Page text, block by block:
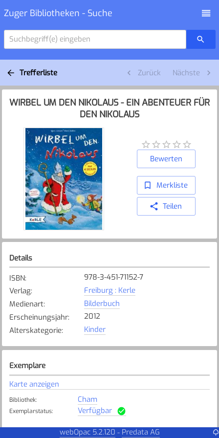
Zuger Bibliotheken - Suche
Suchbegriff(e) eingeben
Trefferliste Zurück Nächste
WIRBEL UM DEN NIKOLAUS - EIN ABENTEUER FÜR
DEN NIKOLAUS
Bewerten
Merkliste
Teilen
Details
ISBN:
978-3-451-71152-7
Verlag:
Freiburg : Kerle
Medienart:
Bilderbuch
Erscheinungsjahr:
2012
Alterskategorie: Kinder
Exemplare
Karte anzeigen
Bibliothek: Cham
Exemplarstatus: Verfügbar
Rotkreuz
webOpac 5.2.120 - Predata AG